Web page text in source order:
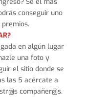
conseguir uno
en algún lugar
una foto y
el sitio donde se
las 5 acércate a
compañer@s.